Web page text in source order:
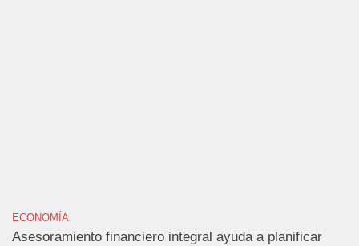
ECONOMÍA
Asesoramiento financiero integral ayuda a planificar